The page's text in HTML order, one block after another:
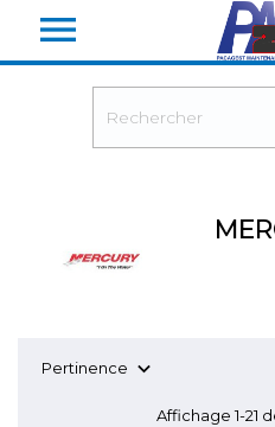

Pertinence 
Affichage 1-21